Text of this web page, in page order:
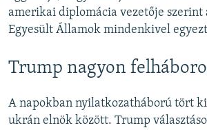
amerikai diplomácia vezetője szerint
Egyesült Államok mindenkivel
Trump nagyon
A napokban nyilatkozatháború tört
ukrán elnök között. Trump